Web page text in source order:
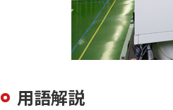
用語解説